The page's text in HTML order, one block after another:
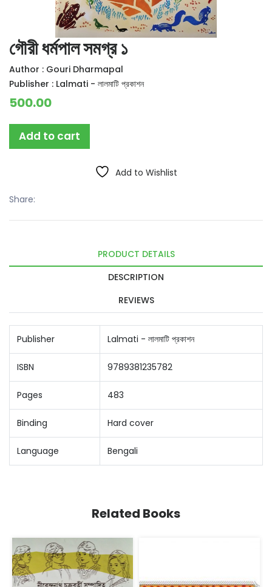
গৌরী ধর্মপাল সমগ্র ১
Author : Gouri Dharmapal
Publisher : Lalmati - লালমাটি প্রকাশন
500.00
Add to cart
Add to Wishlist
Share:
PRODUCT DETAILS
DESCRIPTION
REVIEWS
Publisher Lalmati - লালমাটি প্রকাশন
ISBN 9789381235782
Pages 483
Binding Hard cover
Language Bengali
Related Books